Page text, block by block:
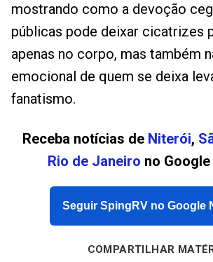
mostrando como a devoção
públicas pode deixar cicatrizes
apenas no corpo, mas também
emocional de quem se deixa
fanatismo.
Receba notícias de Niterói,
Rio de Janeiro no
Seguir SpingRV no Google
COMPARTILHAR